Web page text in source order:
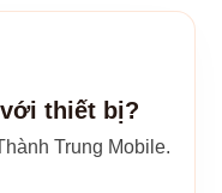
thiết bị?
Trung Mobile.